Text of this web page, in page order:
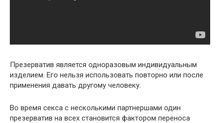
Презерватив является одноразовым индивидуальным
изделием. Его нельзя использовать повторно или после
применения давать другому человеку.
Во время секса с несколькими партнершами один
презерватив на всех становится фактором переноса